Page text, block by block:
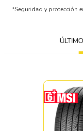
*Seguridad y protección